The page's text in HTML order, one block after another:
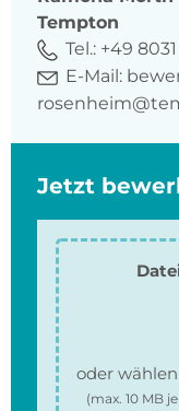
Tempton
Tel.: +49
E-Mail:
Jetzt
oder
(max. 10 MBje